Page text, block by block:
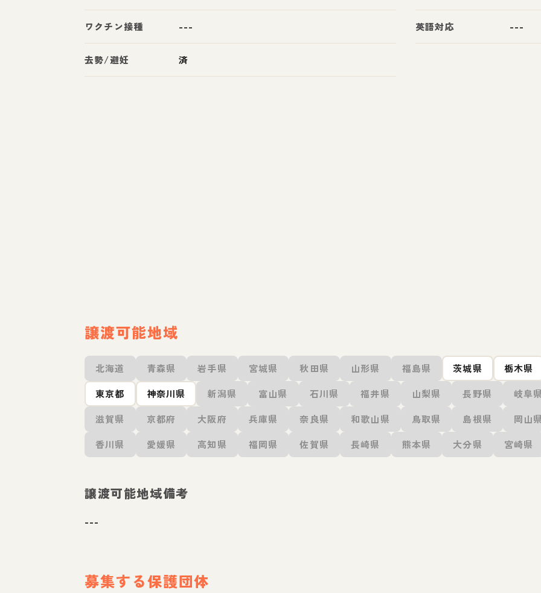
ワクチン接種 ---
去勢/避妊 済
英語対応 ---
譲渡可能地域
北海道 青森県 岩手県 宮城県 秋田県 山形県 福島県 茨城県
栃木県
東京都
神奈川県 新潟県 富山県 石川県 福井県 山梨県 長野県
岐阜
滋賀県
京都府 大阪府 兵庫県 奈良県 和歌山県 鳥取県 島根県
岡山
香川県
愛媛県 高知県 福岡県 佐賀県 長崎県 熊本県 大分県 宮崎県
譲渡可能地域備考
---
募集する保護団体